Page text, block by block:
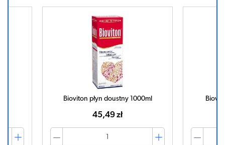
Bioviton płyn doustny 1000ml
45,49 zł